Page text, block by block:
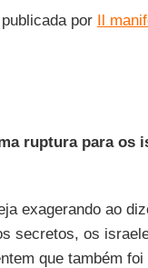
por Il
ruptura para os
exagerando ao
secretos, os
que também